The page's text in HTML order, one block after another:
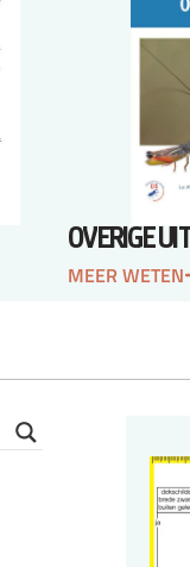
OVERIGE
MEER WETEN